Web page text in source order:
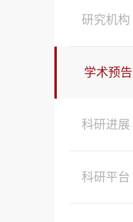
研究机构
学术预告
科研进展
科研平台